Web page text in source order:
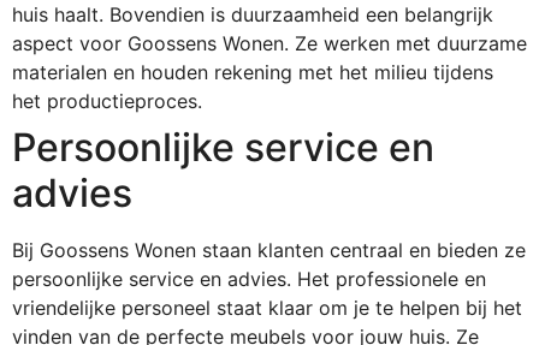
huis haalt. Bovendien is duurzaamheid een belangrijk
aspect voor Goossens Wonen. Ze werken met duurzame
materialen en houden rekening met het milieu tijdens
het productieproces.
Persoonlijke service en
advies
Bij Goossens Wonen staan klanten centraal en bieden ze
persoonlijke service en advies. Het professionele en
vriendelijke personeel staat klaar om je te helpen bij het
vinden van de perfecte meubels voor jouw huis. Ze